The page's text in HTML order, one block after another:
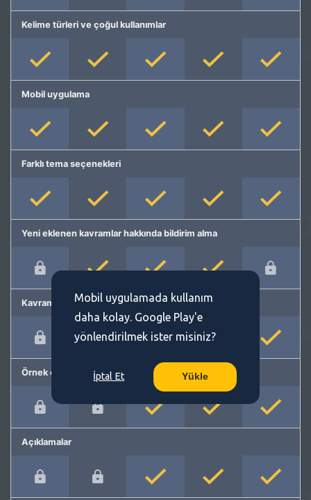
Kelime türleri ve çoğul kullanımlar
Mobil uygulama
Farklı tema seçenekleri
Yeni eklenen kavramlar hakkında bildirim alma
Kavram önerme
Örnek cümleler
Açıklamalar
Mobil uygulamada kullanım
daha kolay. Google Play'e
yönlendirilmek ister misiniz?
İptal Et Yükle